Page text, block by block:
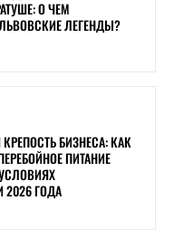
О ЧЕМ
ЛЕГЕНДЫ?
БИЗНЕСА: КАК
ПИТАНИЕ
2026 ГОДА